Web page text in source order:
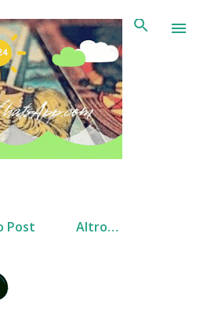
contenuti principali
Post Altro…